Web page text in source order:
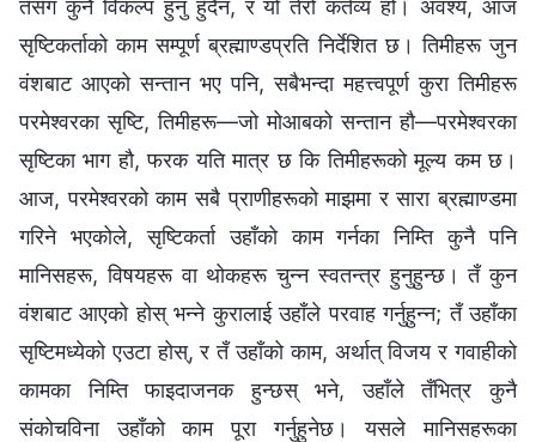
तँसँग कुनै विकल्प हुनु हुँदैन, र यो तेरो कर्तव्य हो। अवश्य, आज
सृष्टिकर्ताको काम सम्पूर्ण ब्रह्माण्डप्रति निर्देशित छ। तिमीहरू जुन
वंशबाट आएको सन्तान भए पनि, सबैभन्दा महत्त्वपूर्ण कुरा तिमीहरू
परमेश्‍वरका सृष्टि, तिमीहरू—जो मोआबको सन्तान हौ—परमेश्‍वरका
सृष्टिका भाग हौ, फरक यति मात्र छ कि तिमीहरूको मूल्य कम छ।
आज, परमेश्‍वरको काम सबै प्राणीहरूको माझमा र सारा ब्रह्माण्डमा
गरिने भएकोले, सृष्टिकर्ता उहाँको काम गर्नका निम्ति कुनै पनि
मानिसहरू, विषयहरू वा थोकहरू चुन्न स्वतन्त्र हुनुहुन्छ। तँ कुन
वंशबाट आएको होस् भन्ने कुरालाई उहाँले परवाह गर्नुहुन्न; तँ उहाँका
सृष्टिमध्येको एउटा होस्, र तँ उहाँको काम, अर्थात् विजय र गवाहीको
कामका निम्ति फाइदाजनक हुन्छस् भने, उहाँले तँभित्र कुनै
संकोचविना उहाँको काम पूरा गर्नुहुनेछ। यसले मानिसहरूका